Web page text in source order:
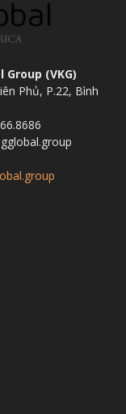
(VKG)
Phủ, P.22, Bình